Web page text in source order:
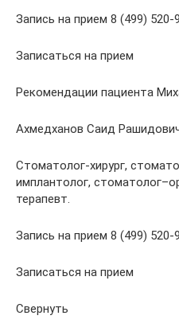
Запись на прием 8 (499) 520-
Записаться на прием
Рекомендации пациента
Ахмедханов Саид
Стоматолог-хирург,
имплантолог,
терапевт.
Запись на прием 8 (499) 520-
Записаться на прием
Свернуть